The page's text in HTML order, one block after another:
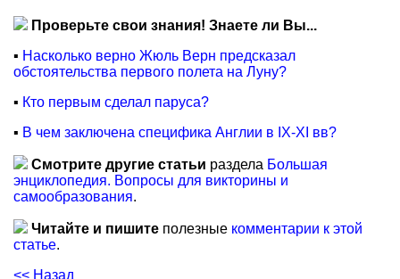
Проверьте свои знания! Знаете ли Вы...
▪ Насколько верно Жюль Верн предсказал
обстоятельства первого полета на Луну?
▪ Кто первым сделал паруса?
▪ В чем заключена специфика Англии в IХ-ХI вв?
Смотрите другие статьи раздела Большая
энциклопедия. Вопросы для викторины и
самообразования.
Читайте и пишите полезные комментарии к этой
статье.
<< Назад